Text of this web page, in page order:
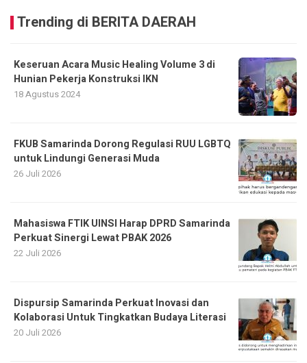
Trending di BERITA DAERAH
Keseruan Acara Music Healing Volume 3 di
Hunian Pekerja Konstruksi IKN
18 Agustus 2024
FKUB Samarinda Dorong Regulasi RUU LGBTQ
untuk Lindungi Generasi Muda
26 Juli 2026
Mahasiswa FTIK UINSI Harap DPRD Samarinda
Perkuat Sinergi Lewat PBAK 2026
22 Juli 2026
Dispursip Samarinda Perkuat Inovasi dan
Kolaborasi Untuk Tingkatkan Budaya Literasi
20 Juli 2026